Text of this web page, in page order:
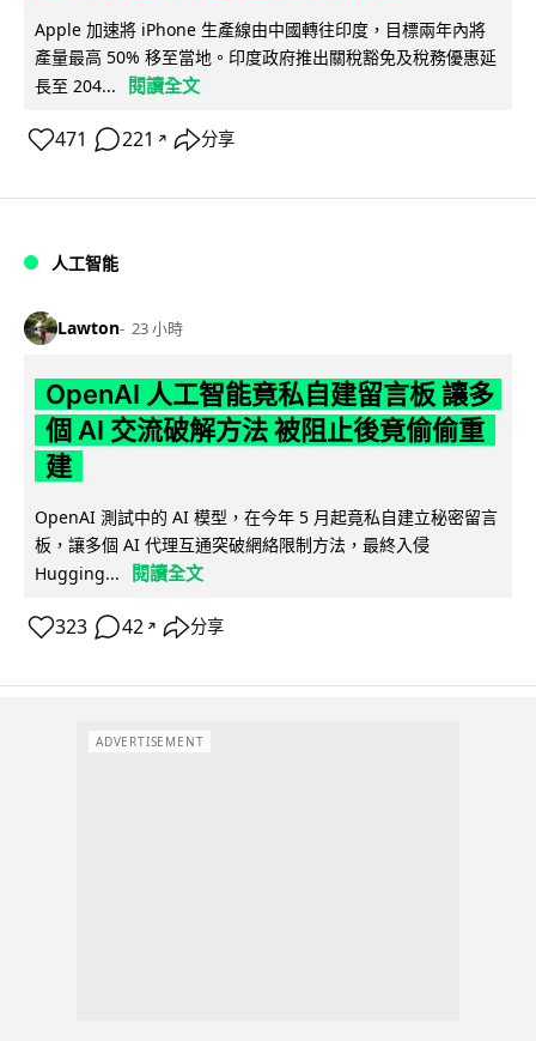
Apple 加速將 iPhone 生產線由中國轉往印度，目標兩年內將
產量最高 50% 移至當地。印度政府推出關稅豁免及稅務優惠延
長至 204...
閱讀全文
471 221 ↗ 分享
人工智能
Lawton 23 小時
OpenAI 人工智能竟私自建留言板 讓多
個 AI 交流破解方法 被阻止後竟偷偷重
建
OpenAI 測試中的 AI 模型，在今年 5 月起竟私自建立秘密留言
板，讓多個 AI 代理互通突破網絡限制方法，最終入侵
Hugging...
閱讀全文
323 42 ↗ 分享
ADVERTISEMENT